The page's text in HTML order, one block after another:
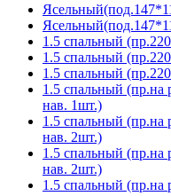
1.5 спальный
1.5 спальный
1.5 спальный
1.5 спальный (пр.на
нав. 1шт.)
1.5 спальный (пр.на
нав. 2шт.)
1.5 спальный (пр.на
нав. 2шт.)
1.5 спальный (пр.на